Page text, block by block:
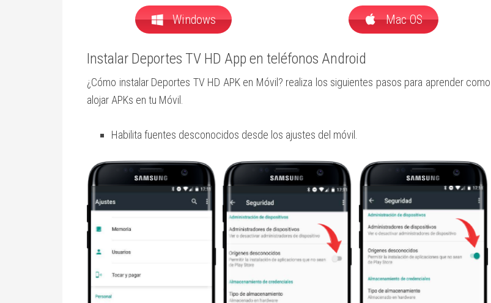
Windows Mac OS
Instalar Deportes TV HD App en teléfonos Android
¿Cómo instalar Deportes TV HD APK en Móvil? realiza los siguientes pasos para aprender como
alojar APKs en tu Móvil.
Habilita fuentes desconocidos desde los ajustes del móvil.